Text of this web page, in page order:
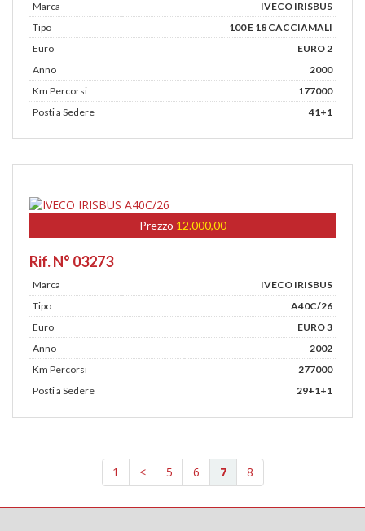
Marca
IVECO IRISBUS
Tipo
100 E 18 CACCIAMALI
Euro
EURO 2
Anno
2000
Km Percorsi
177000
Posti a Sedere
41+1
Prezzo 12.000,00
Rif. N° 03273
Marca
IVECO IRISBUS
Tipo
A40C/26
Euro
EURO 3
Anno
2002
Km Percorsi
277000
Posti a Sedere
29+1+1
1 < 5 6 7 8